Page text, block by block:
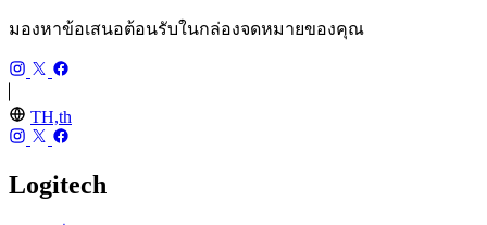
มองหาข้อเสนอต้อนรับในกล่องจดหมายของคุณ
TH,th
Logitech